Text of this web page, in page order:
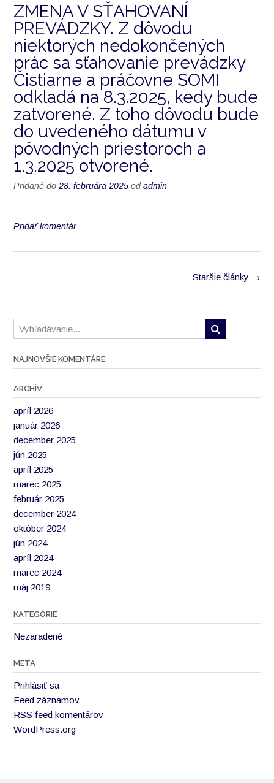
ZMENA V SŤAHOVANÍ
PREVÁDZKY. Z dôvodu
niektorých nedokončených
prác sa sťahovanie prevádzky
Čistiarne a práčovne SOMI
odkladá na 8.3.2025, kedy bude
zatvorené. Z toho dôvodu bude
do uvedeného dátumu v
pôvodných priestoroch a
1.3.2025 otvorené.
Pridané do 28. februára 2025 odadmin
Pridať komentár
Staršie články →
NAJNOVŠIE KOMENTÁRE
ARCHÍV
apríl 2026
január 2026
december 2025
jún 2025
apríl 2025
marec 2025
február 2025
december 2024
október 2024
jún 2024
apríl 2024
marec 2024
máj 2019
KATEGÓRIE
Nezaradené
META
Prihlásiť sa
Feed záznamov
RSS feed komentárov
WordPress.org